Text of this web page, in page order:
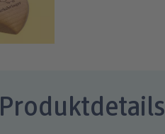
Produktdetails